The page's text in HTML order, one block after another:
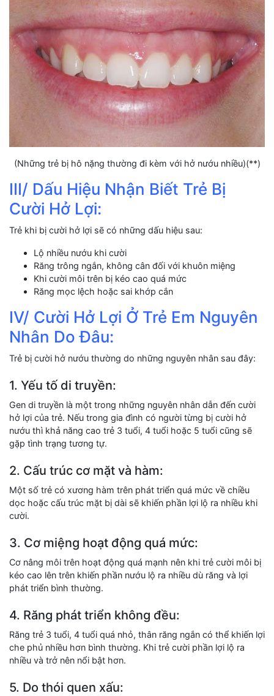
(Những trẻ bị hô nặng thường đi kèm với hở nướu nhiều)(**)
III/ Dấu Hiệu Nhận Biết Trẻ Bị
Cười Hở Lợi:
Trẻ khi bị cười hở lợi sẽ có những dấu hiệu sau:
Lộ nhiều nướu khi cười
Răng trông ngắn, không cân đối với khuôn miệng
Khi cười môi trên bị kéo cao quá mức
Răng mọc lệch hoặc sai khớp cắn
IV/ Cười Hở Lợi Ở Trẻ Em Nguyên
Nhân Do Đâu:
Trẻ bị cười hở nướu thường do những nguyên nhân sau đây:
1. Yếu tố di truyền:
Gen di truyền là một trong những nguyên nhân dẫn đến cười
hở lợi của trẻ. Nếu trong gia đình có người từng bị cười hở
nướu thì khả năng cao trẻ 3 tuổi, 4 tuổi hoặc 5 tuổi cũng sẽ
gặp tình trạng tương tự.
2. Cấu trúc cơ mặt và hàm:
Một số trẻ có xương hàm trên phát triển quá mức về chiều
dọc hoặc cấu trúc mặt bị dài sẽ khiến phần lợi lộ ra nhiều khi
cười.
3. Cơ miệng hoạt động quá mức:
Cơ nâng môi trên hoạt động quá mạnh nên khi trẻ cười môi bị
kéo cao lên trên khiến phần nướu lộ ra nhiều dù răng và lợi
phát triển bình thường.
4. Răng phát triển không đều:
Răng trẻ 3 tuổi, 4 tuổi quá nhỏ, thân răng ngắn có thể khiến lợi
che phủ nhiều hơn bình thường. Khi trẻ cười phần lợi lộ ra
nhiều và trở nên nổi bật hơn.
5. Do thói quen xấu: